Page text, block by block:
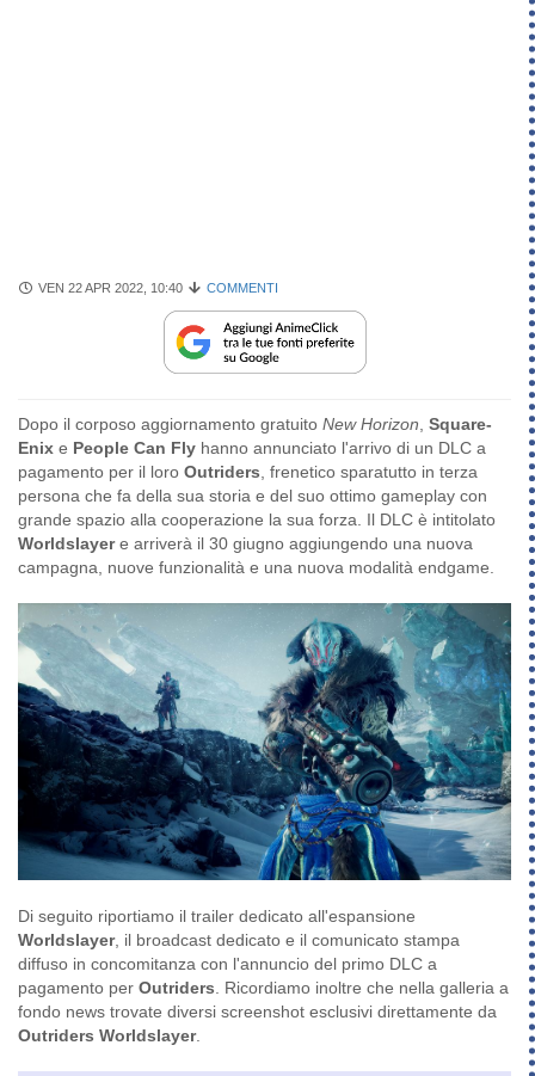
VEN 22 APR 2022, 10:40 COMMENTI
Dopo il corposo aggiornamento gratuito New Horizon, Square-
Enix e People Can Fly hanno annunciato l'arrivo di un DLC a
pagamento per il loro Outriders, frenetico sparatutto in terza
persona che fa della sua storia e del suo ottimo gameplay con
grande spazio alla cooperazione la sua forza. Il DLC è intitolato
Worldslayere arriverà il 30 giugno aggiungendo una nuova
campagna, nuove funzionalità e una nuova modalità endgame.
Di seguito riportiamo il trailer dedicato all'espansione
Worldslayer, il broadcast dedicato e il comunicato stampa
diffuso in concomitanza con l'annuncio del primo DLC a
pagamento per Outriders. Ricordiamo inoltre che nella galleria a
fondo news trovate diversi screenshot esclusivi direttamente da
Outriders Worldslayer.